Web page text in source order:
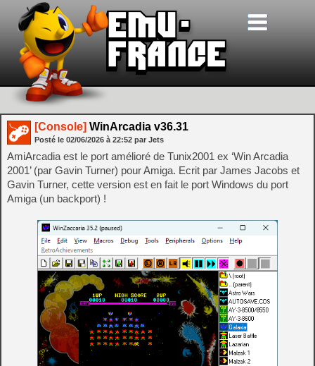
[Console] WinArcadia v36.31
Posté le 02/06/2026 à 22:52 par Jets
AmiArcadia est le port amélioré de Tunix2001 ex ‘Win Arcadia
2001’ (par Gavin Turner) pour Amiga. Ecrit par James Jacobs et
Gavin Turner, cette version est en fait le port Windows du port
Amiga (un backport) !